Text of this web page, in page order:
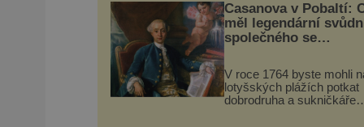
Casanova v Pobaltí:
měl legendární
společného se
svobodnými zednáři?
V roce 1764 byste mohli
lotyšských plážích potkat
dobrodruha a sukničkáře